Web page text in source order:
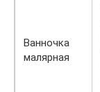
Ванночка
малярная